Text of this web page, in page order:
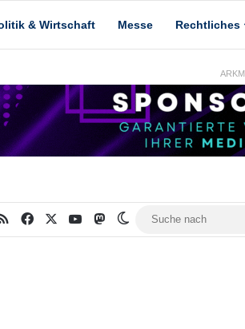
& Wirtschaft Messe Rechtliches
RSS Facebook YouTubeMastodonSkin umschalten